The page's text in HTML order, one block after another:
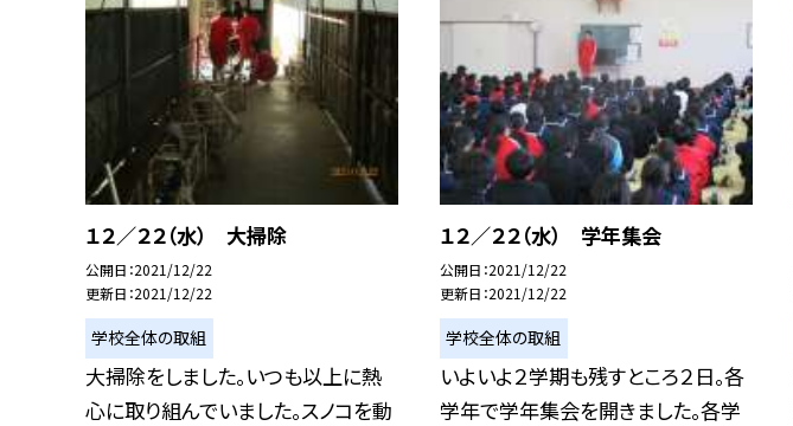
１２／２２（水） 大掃除
公開日 2021/12/22
更新日 2021/12/22
学校全体の取組
大掃除をしました。いつも以上に熱
心に取り組んでいました。スノコを動
１２／２２（水） 学年集会
公開日 2021/12/22
更新日 2021/12/22
学校全体の取組
いよいよ２学期も残すところ２日。各
学年で学年集会を開きました。各学